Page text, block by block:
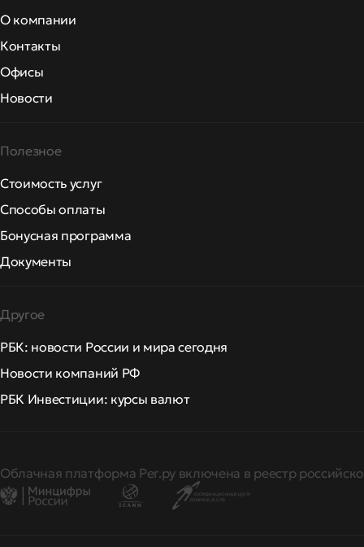
О компании
Контакты
Офисы
Новости
Полезное
Стоимость услуг
Способы оплаты
Бонусная программа
Документы
Другое
РБК: новости России и мира сегодня
Новости компаний РФ
РБК Инвестиции: курсы валют
Облачная платформа Рег.ру включена в реестр